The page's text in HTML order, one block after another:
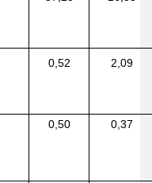
0,52 2,09
0,50 0,37